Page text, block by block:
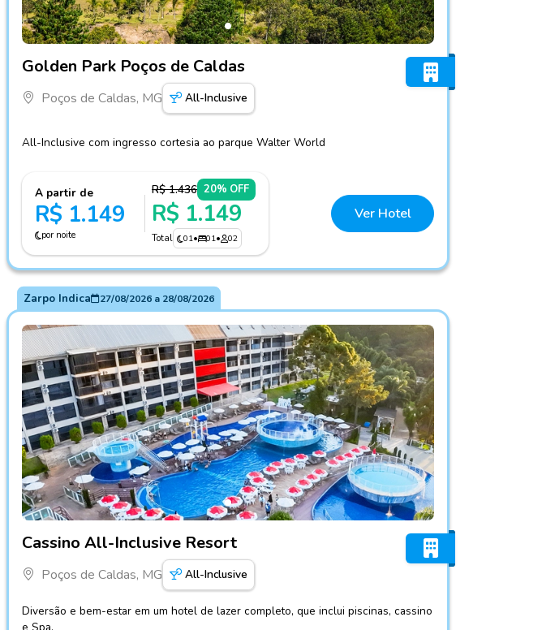
Golden Park Poços de Caldas
Poços de Caldas, MG All-Inclusive
All-Inclusive com ingresso cortesia ao parque Walter World
A partir de
R$ 1.149
por noite
R$ 1.436 20% OFF
R$ 1.149
Total 01• 01• 02
Ver Hotel
Zarpo Indica 27/08/2026a 28/08/2026
Cassino All-Inclusive Resort
Poços de Caldas, MG All-Inclusive
Diversão e bem-estar em um hotel de lazer completo, que inclui piscinas, cassino